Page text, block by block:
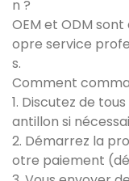
n ?
OEM et ODM
opre service
s.
Comment
1. Discutez de
antillon si
2. Démarrez la
otre paiement